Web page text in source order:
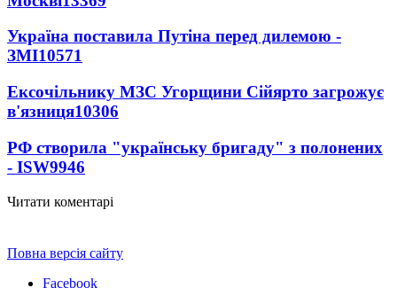
Україна поставила Путіна перед дилемою -
ЗМІ10571
Ексочільнику МЗС Угорщини Сійярто загрожує
в'язниця10306
РФ створила "українську бригаду" з полонених
- ISW9946
Читати коментарі
Повна версія сайту
Facebook